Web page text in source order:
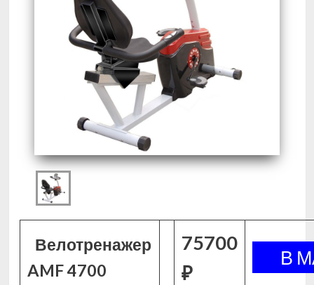
Велотренажер
AMF 4700
75700
₽